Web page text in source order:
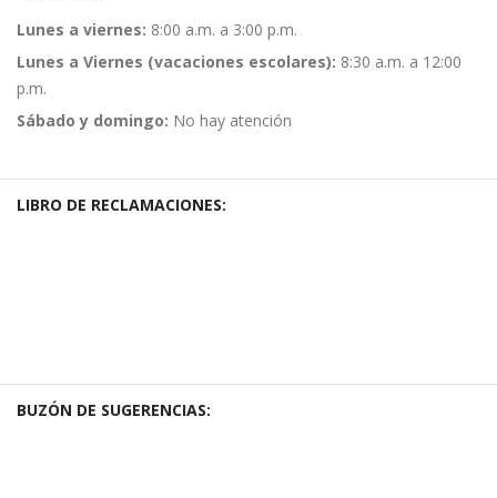
Lunes a viernes: 8:00 a.m. a 3:00 p.m.
Lunes a Viernes (vacaciones escolares): 8:30 a.m. a 12:00
p.m.
Sábado y domingo: No hay atención
LIBRO DE RECLAMACIONES:
BUZÓN DE SUGERENCIAS: